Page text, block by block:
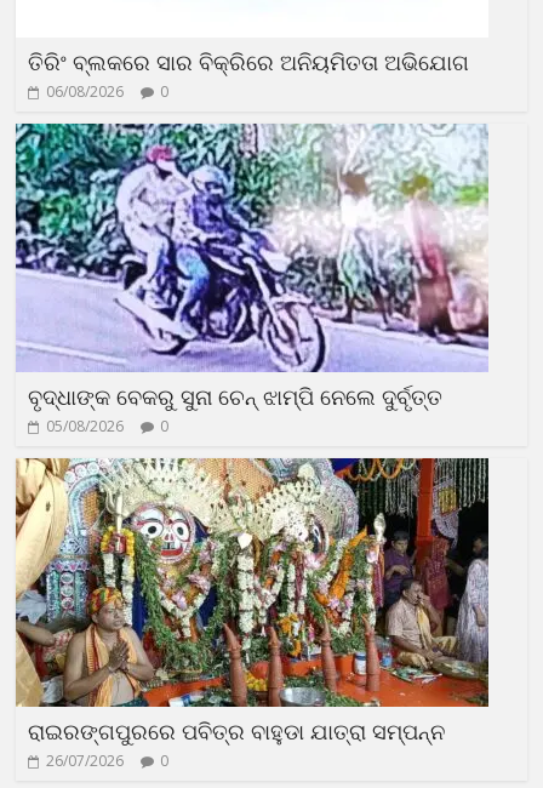
ତିରିଂ ବ୍ଲକରେ ସାର ବିକ୍ରିରେ ଅନିୟମିତତା ଅଭିଯୋଗ
06/08/2026 0
ବୃଦ୍ଧାଙ୍କ ବେକରୁ ସୁନା ଚେନ୍ ଝାମ୍ପି ନେଲେ ଦୁର୍ବୃତ୍ତ
05/08/2026 0
ରାଇରଙ୍ଗପୁରରେ ପବିତ୍ର ବାହୁଡା ଯାତ୍ରା ସମ୍ପନ୍ନ
26/07/2026 0